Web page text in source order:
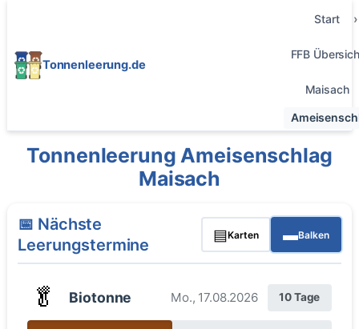
Tonnenleerung.de
Start
FFB
Maisach
Tonnenleerung Ameisenschlag
Maisach
📅 Nächste
Leerungstermine
▤Karten ▬Balken
🥬 Biotonne Mo., 17.08.2026 10 Tage